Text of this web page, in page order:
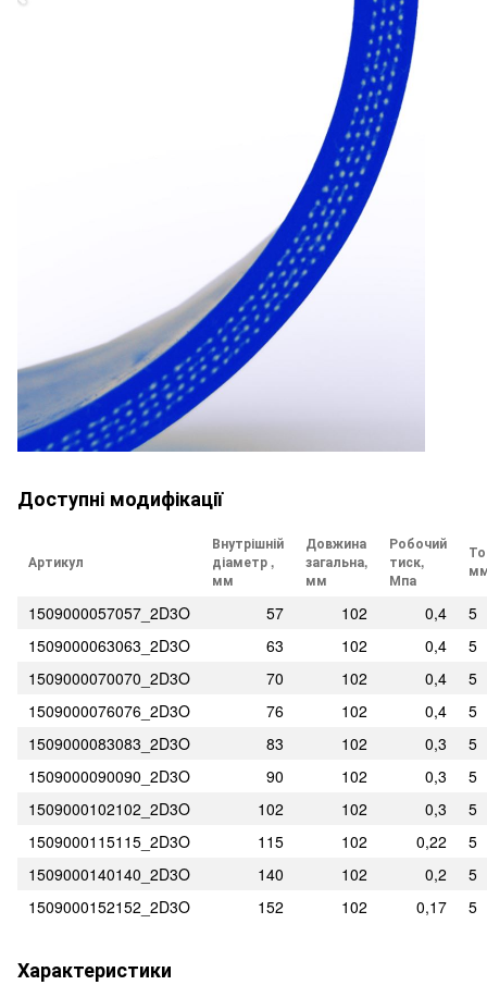
Доступні модифікації
Артикул
Внутрішній
діаметр ,
мм
Довжина
загальна,
мм
Робочий
тиск,
Мпа
1509000057057_2D3O 57 102 0,4
5
1509000063063_2D3O
63 102 0,4
5
1509000070070_2D3O
70 102 0,4
5
1509000076076_2D3O
76 102 0,4
5
1509000083083_2D3O
83 102 0,3
5
1509000090090_2D3O
90 102 0,3
5
1509000102102_2D3O
102 102 0,3
5
1509000115115_2D3O
115 102 0,22
5
1509000140140_2D3O
140 102 0,2
5
1509000152152_2D3O
152 102 0,17 5
Характеристики